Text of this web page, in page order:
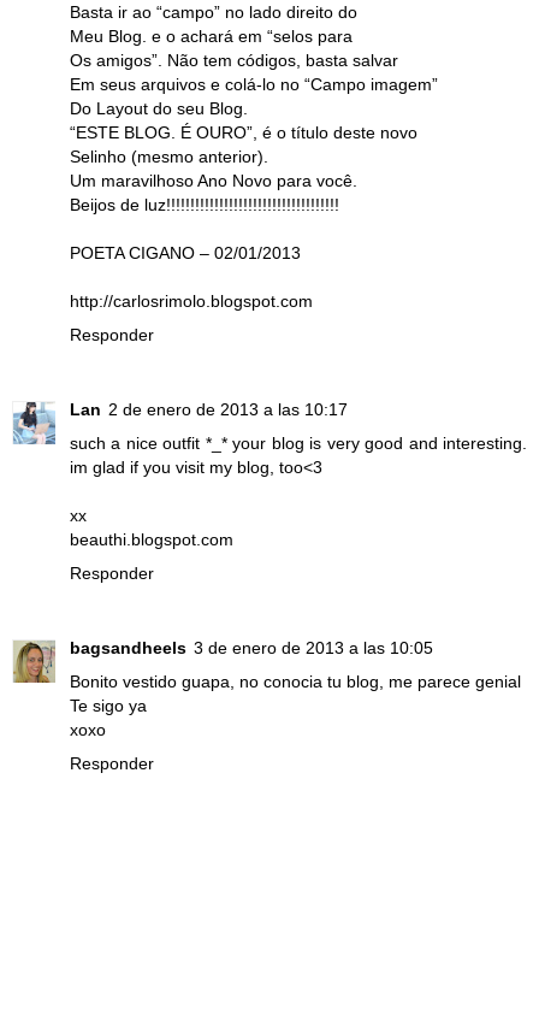
Basta ir ao “campo” no lado direito do
Meu Blog. e o achará em “selos para
Os amigos”. Não tem códigos, basta salvar
Em seus arquivos e colá-lo no “Campo imagem”
Do Layout do seu Blog.
“ESTE BLOG. É OURO”, é o título deste novo
Selinho (mesmo anterior).
Um maravilhoso Ano Novo para você.
Beijos de luz!!!!!!!!!!!!!!!!!!!!!!!!!!!!!!!!!!!!
POETA CIGANO – 02/01/2013
http://carlosrimolo.blogspot.com
Responder
Lan 2 de enero de 2013 a las 10:17
such a nice outfit *_* your blog is very good and interesting.
im glad if you visit my blog, too<3
xx
beauthi.blogspot.com
Responder
bagsandheels 3 de enero de 2013 a las 10:05
Bonito vestido guapa, no conocia tu blog, me parece genial
Te sigo ya
xoxo
Responder